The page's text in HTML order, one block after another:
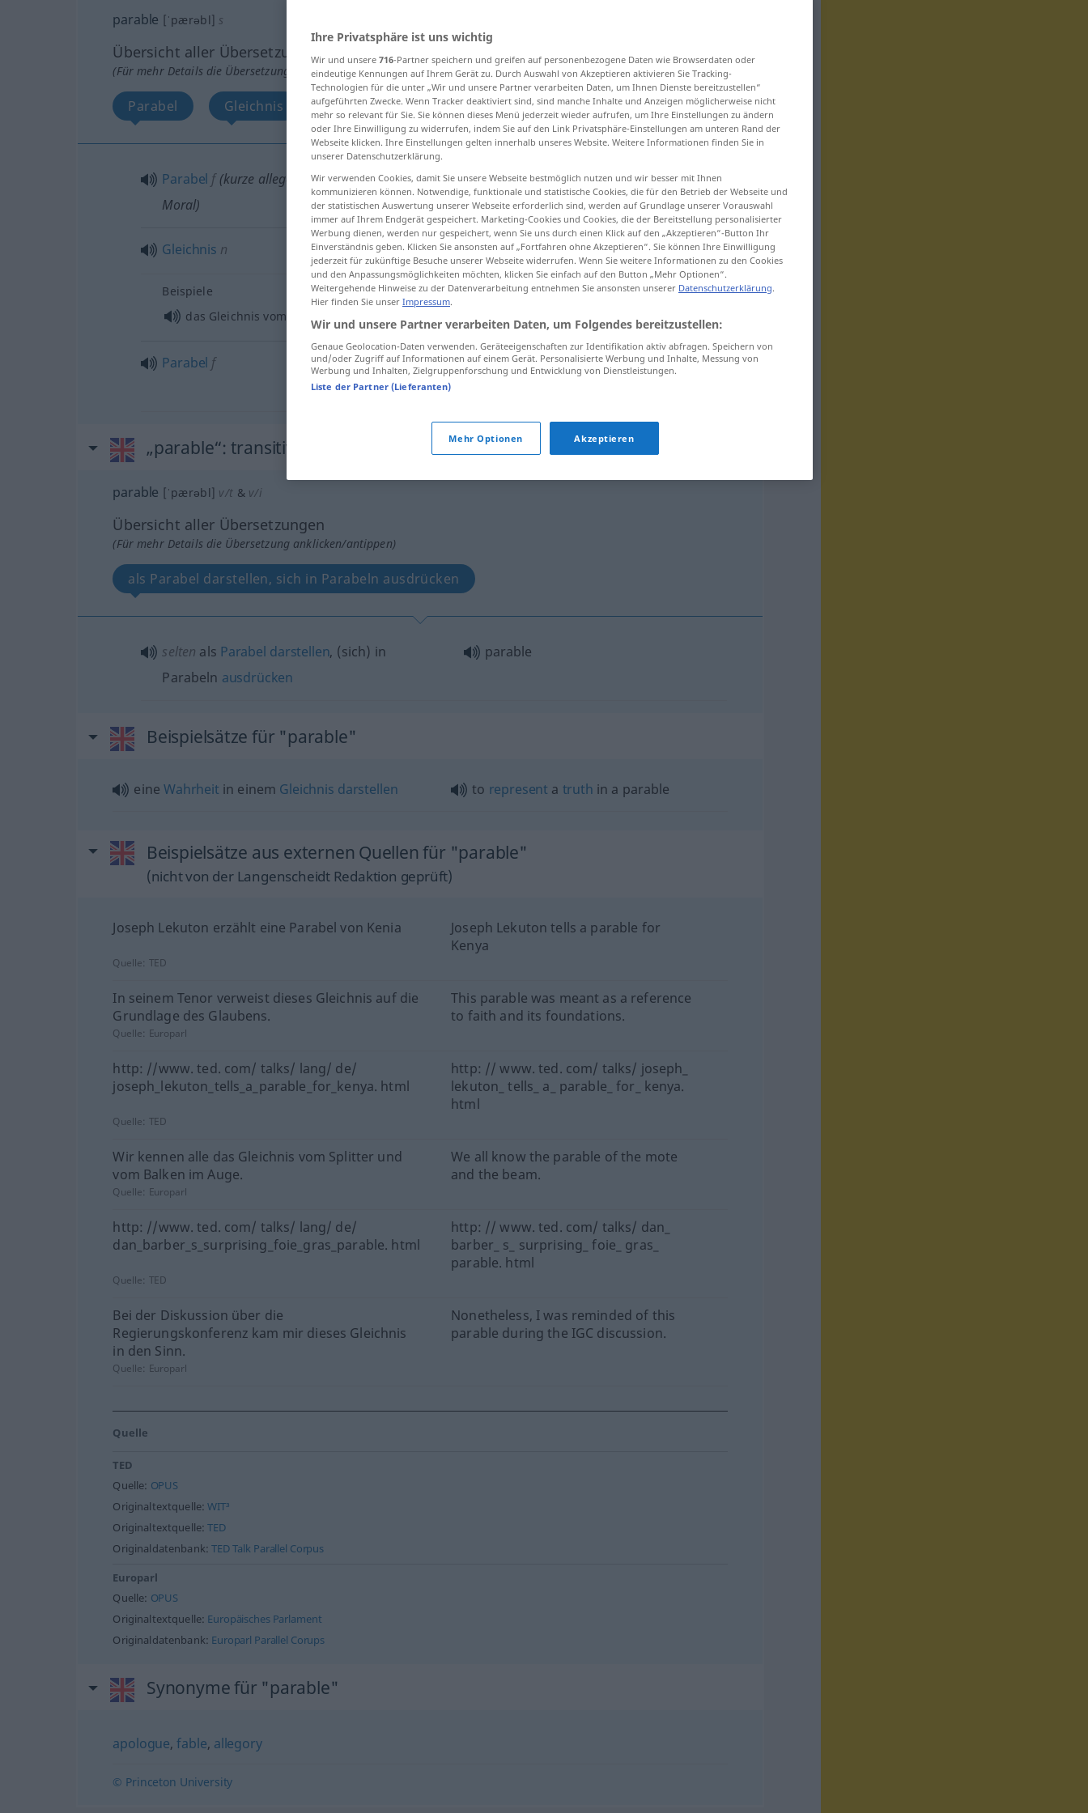
parable [ˈpærəbl] s
Übersicht aller Übersetzungen
(Für mehr Details die Übersetzung anklicken/antippen)
Parabel Gleichnis Parabel
Parabel f(kurze allegorische Erzählung mit
Moral)
parable
Gleichnis n parable BIBEL
Beispiele
das Gleichnis vom verlorenen
Parabel f parable conveying a meaning
„parable“: transitive verb | intransitive verb
parable [ˈpærəbl] v/t & v/i
Übersicht aller Übersetzungen
(Für mehr Details die Übersetzung anklicken/antippen)
als Parabel darstellen, sich in Parabeln ausdrücken
selten als Parabel darstellen, (sich) in
Parabeln ausdrücken
parable
Beispielsätze für "parable"
eineWahrheit in einem Gleichnis darstellen to represent a truth in a parable
Beispielsätze aus externen Quellen für "parable"
(nicht von der Langenscheidt Redaktion geprüft)
Joseph Lekuton erzählt eine Parabel von Kenia
Joseph Lekuton tells a parable for
Kenya
Quelle: TED
In seinem Tenor verweist dieses Gleichnis auf die
Grundlage des Glaubens.
This parable was meant as a reference
to faith and its foundations.
Quelle: Europarl
http: //www. ted. com/ talks/ lang/ de/
joseph_lekuton_tells_a_parable_for_kenya. html
http: // www. ted. com/ talks/ joseph_
lekuton_ tells_ a_ parable_ for_ kenya.
html
Quelle: TED
Wir kennen alle das Gleichnis vom Splitter und
vom Balken im Auge.
We all know the parable of the mote
and the beam.
Quelle: Europarl
http: //www. ted. com/ talks/ lang/ de/
dan_barber_s_surprising_foie_gras_parable. html
http: // www. ted. com/ talks/ dan_
barber_ s_ surprising_ foie_ gras_
parable. html
Quelle: TED
Bei der Diskussion über die
Regierungskonferenz kam mir dieses Gleichnis
in den Sinn.
Nonetheless, I was reminded of this
parable during the IGC discussion.
Quelle: Europarl
Quelle
TED
Quelle: OPUS
Originaltextquelle:WIT³
Originaltextquelle:TED
Originaldatenbank:TED Talk Parallel Corpus
Europarl
Quelle: OPUS
Originaltextquelle: Europäisches Parlament
Originaldatenbank: Europarl Parallel Corups
Synonyme für "parable"
apologue,fable, allegory
© Princeton University
Ihre Privatsphäre ist uns wichtig
Wir und unsere 716-Partner speichern und greifen auf personenbezogene Daten wie Browserdaten oder
eindeutige Kennungen auf Ihrem Gerät zu. Durch Auswahl von Akzeptieren aktivieren Sie Tracking-
Technologien für die unter „Wir und unsere Partner verarbeiten Daten, um Ihnen Dienste bereitzustellen“
aufgeführten Zwecke. Wenn Tracker deaktiviert sind, sind manche Inhalte und Anzeigen möglicherweise nicht
mehr so relevant für Sie. Sie können dieses Menü jederzeit wieder aufrufen, um Ihre Einstellungen zu ändern
oder Ihre Einwilligung zu widerrufen, indem Sie auf den Link Privatsphäre-Einstellungen am unteren Rand der
Webseite klicken. Ihre Einstellungen gelten innerhalb unseres Website. Weitere Informationen finden Sie in
unserer Datenschutzerklärung.
Wir verwenden Cookies, damit Sie unsere Webseite bestmöglich nutzen und wir besser mit Ihnen
kommunizieren können. Notwendige, funktionale und statistische Cookies, die für den Betrieb der Webseite und
der statistischen Auswertung unserer Webseite erforderlich sind, werden auf Grundlage unserer Vorauswahl
immer auf Ihrem Endgerät gespeichert. Marketing-Cookies und Cookies, die der Bereitstellung personalisierter
Werbung dienen, werden nur gespeichert, wenn Sie uns durch einen Klick auf den „Akzeptieren“-Button Ihr
Einverständnis geben. Klicken Sie ansonsten auf „Fortfahren ohne Akzeptieren“. Sie können Ihre Einwilligung
jederzeit für zukünftige Besuche unserer Webseite widerrufen. Wenn Sie weitere Informationen zu den Cookies
und den Anpassungsmöglichkeiten möchten, klicken Sie einfach auf den Button „Mehr Optionen“.
Weitergehende Hinweise zu der Datenverarbeitung entnehmen Sie ansonsten unserer Datenschutzerklärung.
Hier finden Sie unser Impressum.
Wir und unsere Partner verarbeiten Daten, um Folgendes bereitzustellen:
Genaue Geolocation-Daten verwenden. Geräteeigenschaften zur Identifikation aktiv abfragen. Speichern von
und/oder Zugriff auf Informationen auf einem Gerät. Personalisierte Werbung und Inhalte, Messung von
Werbung und Inhalten, Zielgruppenforschung und Entwicklung von Dienstleistungen.
Liste der Partner (Lieferanten)
Mehr Optionen Akzeptieren